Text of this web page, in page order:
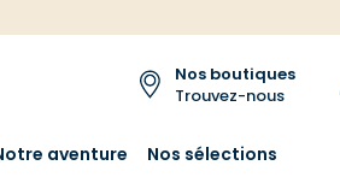
Nos boutiques
Trouvez-nous
aventure Nos sélections